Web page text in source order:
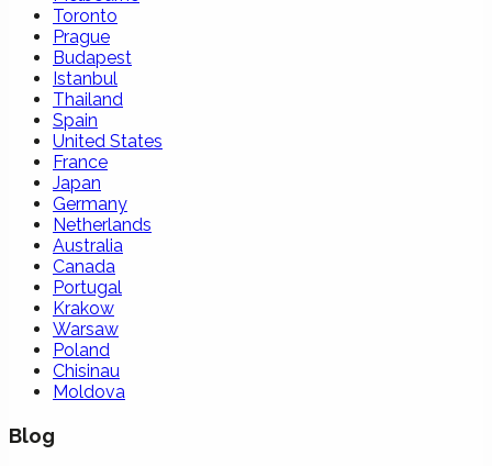
Toronto
Prague
Budapest
Istanbul
Thailand
Spain
United States
France
Japan
Germany
Netherlands
Australia
Canada
Portugal
Krakow
Warsaw
Poland
Chisinau
Moldova
Blog